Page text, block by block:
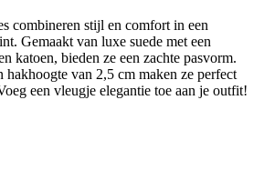
combineren stijl en comfort in een
Gemaakt van luxe suede met een
katoen, bieden ze een zachte pasvorm.
hakhoogte van 2,5 cm maken ze perfect
een vleugje elegantie toe aan je outfit!